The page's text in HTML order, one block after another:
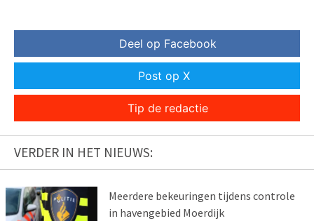
Deel op Facebook
Post op X
Tip de redactie
VERDER IN HET NIEUWS:
Meerdere bekeuringen tijdens controle
in havengebied Moerdijk